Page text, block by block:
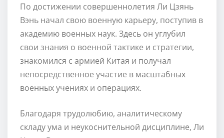
По достижении совершеннолетия Ли Цзянь
Вэнь начал свою военную карьеру, поступив в
академию военных наук. Здесь он углубил
свои знания о военной тактике и стратегии,
знакомился с армией Китая и получал
непосредственное участие в масштабных
военных учениях и операциях.
Благодаря трудолюбию, аналитическому
складу ума и неукоснительной дисциплине, Ли